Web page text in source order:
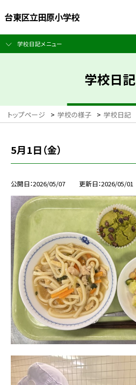
台東区立田原小学校
学校日記メニュー
学校日記
トップページ > 学校の様子 > 学校日記
5月1日（金）
公開日 2026/05/07 更新日 2026/05/01